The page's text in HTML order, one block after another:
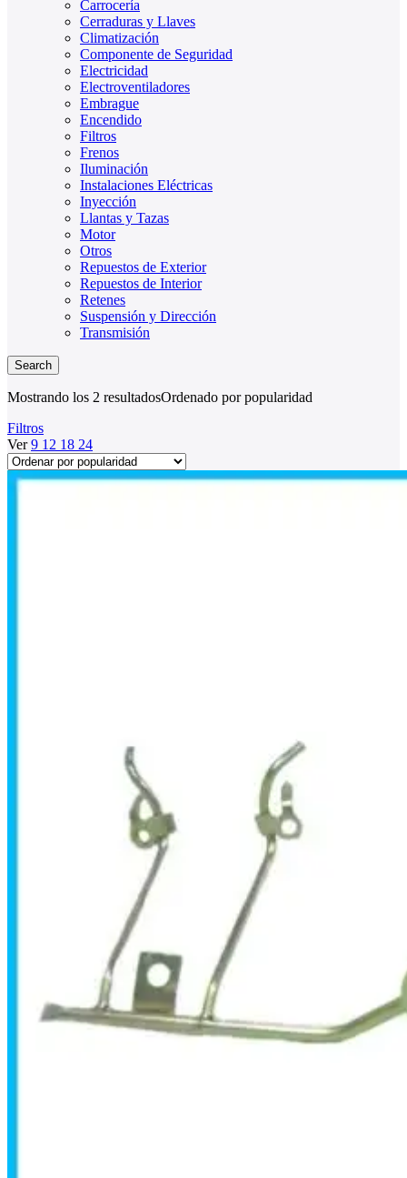
Carrocería
Cerraduras y Llaves
Climatización
Componente de Seguridad
Electricidad
Electroventiladores
Embrague
Encendido
Filtros
Frenos
Iluminación
Instalaciones Eléctricas
Inyección
Llantas y Tazas
Motor
Otros
Repuestos de Exterior
Repuestos de Interior
Retenes
Suspensión y Dirección
Transmisión
Search
Mostrando los 2 resultadosOrdenado por popularidad
Filtros
Ver9 12 18 24